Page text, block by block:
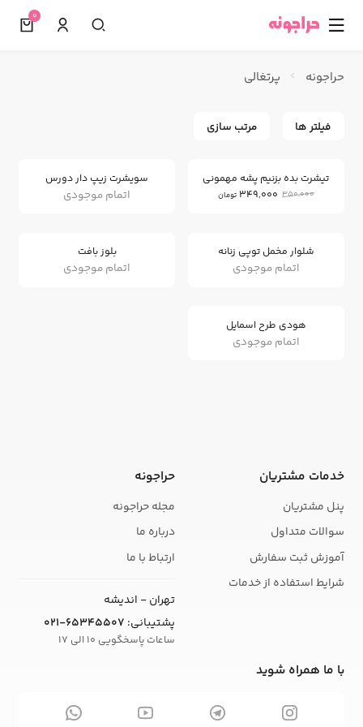
☰
0
حراجونه پرتغالی
فیلتر ها مرتب سازی
تیشرت بده بزنیم پشه مهمونی
350,000
349,000 تومان
سویشرت زیپ دار دورس
اتمام موجودی
شلوار مخمل توپی زنانه
اتمام موجودی
بلوز بافت
اتمام موجودی
هودی طرح اسمایل
اتمام موجودی
خدمات مشتریان
پنل مشتریان
سوالات متداول
آموزش ثبت سفارش
شرایط استفاده از خدمات
حراجونه
مجله حراجونه
درباره ما
ارتباط با ما
تهران - اندیشه
پشتیبانی: 021-65345507
ساعات پاسخگویی 10 الی 17
با ما همراه شوید